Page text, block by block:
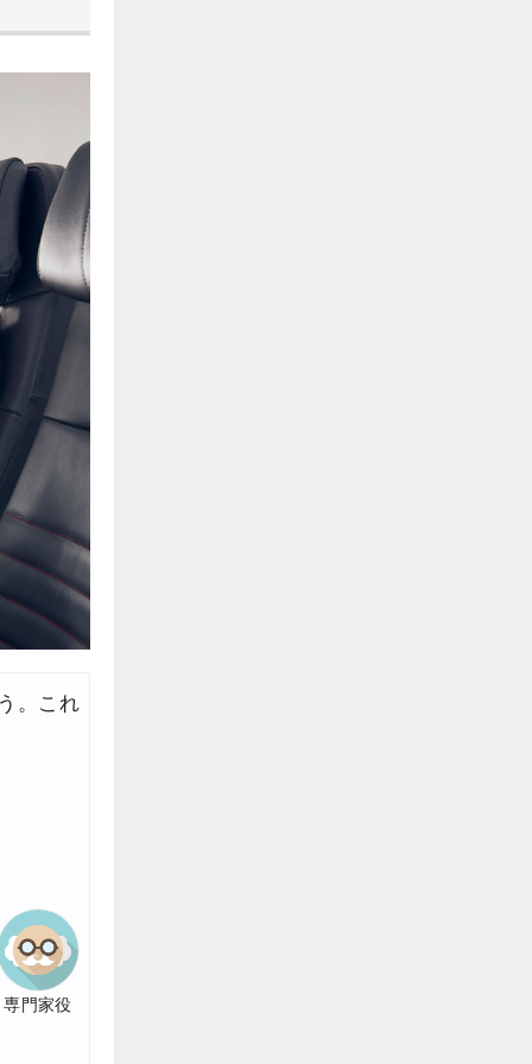
。これ
専門家役